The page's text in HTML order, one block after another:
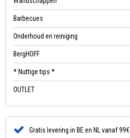
Barbecues
Onderhoud en reiniging
BergHOFF
* Nuttige tips *
OUTLET
Gratis levering in BE en NL vanaf 99€